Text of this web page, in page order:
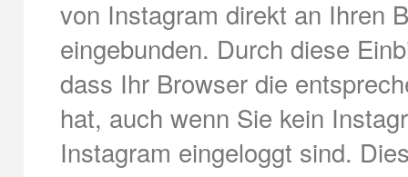
von Instagram direkt an Ihren
eingebunden. Durch diese
dass Ihr Browser die
hat, auch wenn Sie kein
Instagram eingeloggt sind.